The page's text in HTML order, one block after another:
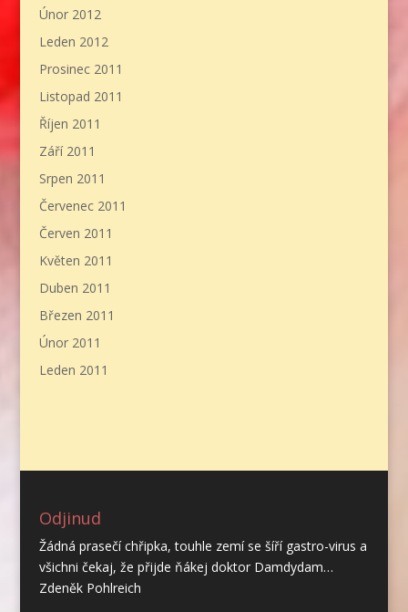
Únor 2012
Leden 2012
Prosinec 2011
Listopad 2011
Říjen 2011
Září 2011
Srpen 2011
Červenec 2011
Červen 2011
Květen 2011
Duben 2011
Březen 2011
Únor 2011
Leden 2011
Odjinud
Žádná prasečí chřipka, touhle zemí se šíří gastro-virus a
všichni čekaj, že přijde ňákej doktor Damdydam…
Zdeněk Pohlreich